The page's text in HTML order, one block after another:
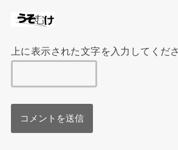
上に表示された文字を入力してくだ